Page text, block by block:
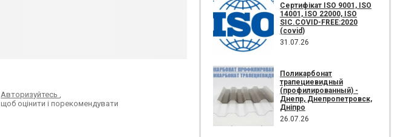
Авторизуйтесь,
щоб оцінити і порекомендувати
Сертифікат ISO 9001, ISO
14001, ISO 22000, ISO
SIC.COVID-FREE:2020
(covid)
31.07.26
Поликарбонат
трапециевидный
(профилированный) -
Днепр, Днепропетровск,
Дніпро
26.07.26